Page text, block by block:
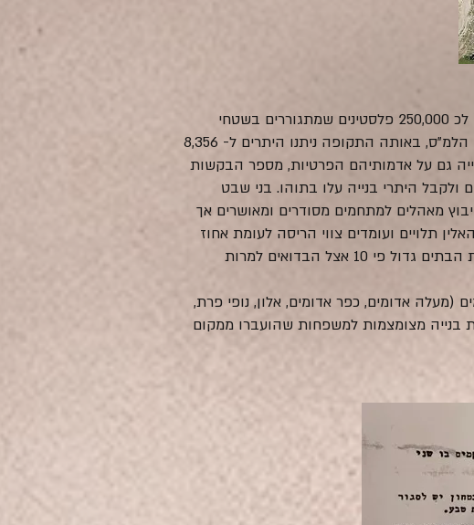
בשנים האחרונות, שיעור היתרי הבנייה שניתנים לכ 250,000 פלסטינים שמתגוררים בשטחי C אפסי (פחות מאחוז). על פי המנהל האזרחי, בין
השנים 2016-2020 אושרו לפלסטינים 24 מתוך 2,550 בקשות שהוגשו (0.9%). לעומת זאת, על פי הלמ"ס, באותה התקופה ניתנו היתרים ל- 8,356
לקבל היתר בנייה גם על אדמותיהם הפרטיות, מספר הבקשות
ולקבל היתרי בנייה עלו בתוהו. בני שבט
הסכמה לקיבוץ מאהלים למתחמים מסודרים ומאושרים אך
כל המבנים של כ-750 בתי האב של מבני הג'האלין תלויים ועומדים צווי הריסה לעומת אחוז
בודד מכלל המבנים של ההתיישבות הישראלית באזור זה (כולל מעלה אדומים). גם מספר הריסות הבתים גדול פי 10 אצל הבדואים למרות
במרחב אדומים (מעלה אדומים, כפר אדומים, אלון, נופי פרת,
(עבור תכניות בנייה מצומצמות למשפחות שהועברו ממקום